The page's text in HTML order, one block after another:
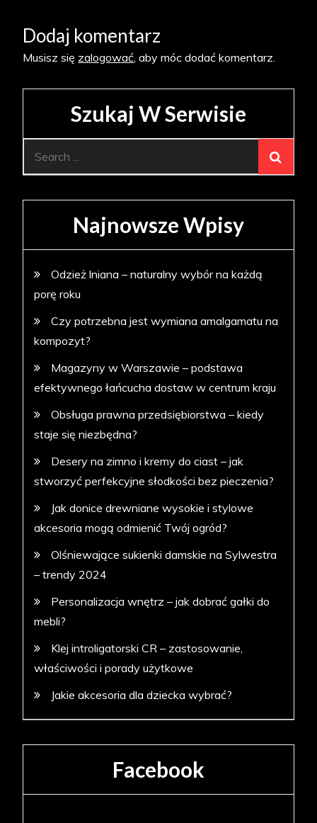
Dodaj komentarz
Musisz się zalogować, aby móc dodać komentarz.
Szukaj W Serwisie
Najnowsze Wpisy
Odzież lniana – naturalny wybór na każdą
porę roku
Czy potrzebna jest wymiana amalgamatu na
kompozyt?
Magazyny w Warszawie – podstawa
efektywnego łańcucha dostaw w centrum kraju
Obsługa prawna przedsiębiorstwa – kiedy
staje się niezbędna?
Desery na zimno i kremy do ciast – jak
stworzyć perfekcyjne słodkości bez pieczenia?
Jak donice drewniane wysokie i stylowe
akcesoria mogą odmienić Twój ogród?
Olśniewające sukienki damskie na Sylwestra
– trendy 2024
Personalizacja wnętrz – jak dobrać gałki do
mebli?
Klej introligatorski CR – zastosowanie,
właściwości i porady użytkowe
Jakie akcesoria dla dziecka wybrać?
Facebook